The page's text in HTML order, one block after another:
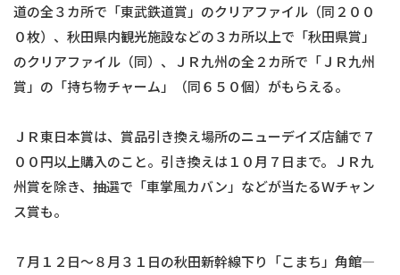
道の全３カ所で「東武鉄道賞」のクリアファイル（同２００
０枚）、秋田県内観光施設などの３カ所以上で「秋田県賞」
のクリアファイル（同）、ＪＲ九州の全２カ所で「ＪＲ九州
賞」の「持ち物チャーム」（同６５０個）がもらえる。
ＪＲ東日本賞は、賞品引き換え場所のニューデイズ店舗で７
００円以上購入のこと。引き換えは１０月７日まで。ＪＲ九
州賞を除き、抽選で「車掌風カバン」などが当たるＷチャン
ス賞も。
７月１２日～８月３１日の秋田新幹線下り「こまち」角館―